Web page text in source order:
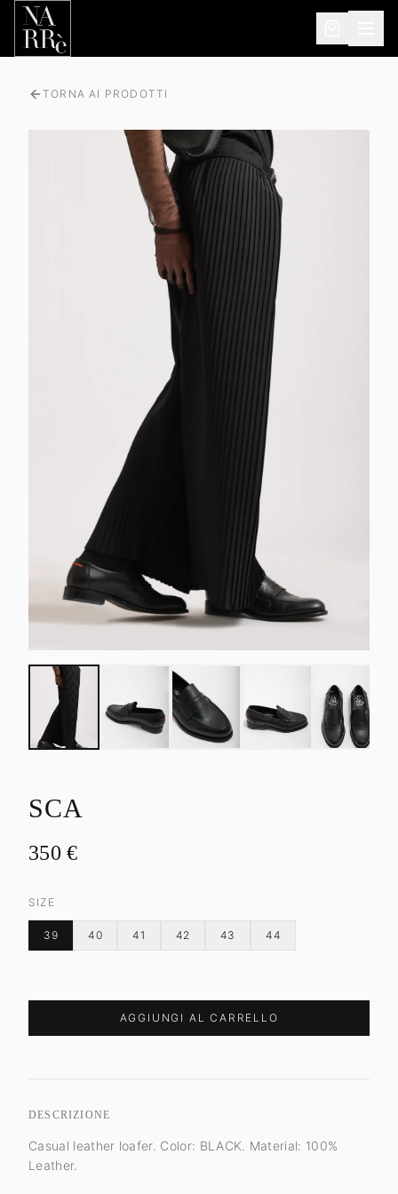
TORNA AI PRODOTTI
SCA
350 €
SIZE
39 40 41 42 43 44
AGGIUNGI AL CARRELLO
DESCRIZIONE
Casual leather loafer. Color: BLACK. Material: 100%
Leather.